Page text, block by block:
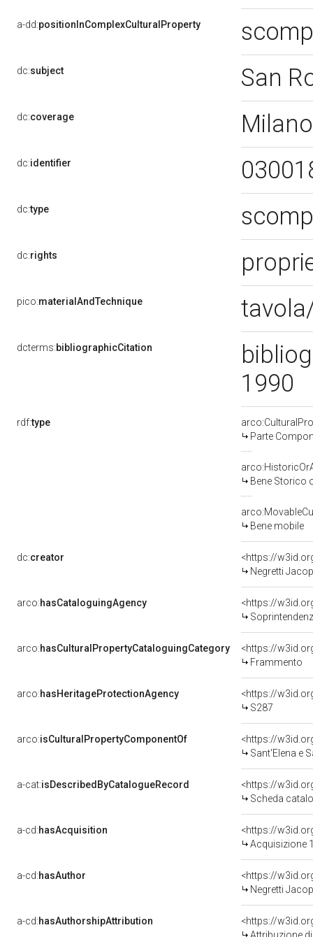
a-dd:positionInComplexCulturalProperty
dc:subject San
dc:coverage
dc:identifier
dc:type
dc:rights
pico:materialAndTechnique
dcterms:bibliographicCitation
1990
rdf:type
Parte
Bene Storico
Bene mobile
dc:creator
<https://
Negretti
arco:hasCataloguingAgency
<https://
Soprintendenza per i
arco:hasCulturalPropertyCataloguingCategory
<https://
Frammento
arco:hasHeritageProtectionAgency
<https://
S287
arco:isCulturalPropertyComponentOf
<https://
Sant'Elena e San
a-cat:isDescribedByCatalogueRecord
<https://
Scheda
a-cd:hasAcquisition
<https://
Acquisizione
a-cd:hasAuthor
<https://
Negretti
a-cd:hasAuthorshipAttribution
<https://